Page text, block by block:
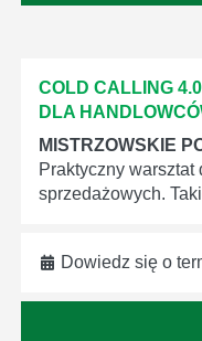
COLD CALLING
DLA
MISTRZOWSKIE
Praktyczny warsztat
sprzedażowych.
Dowiedz się o